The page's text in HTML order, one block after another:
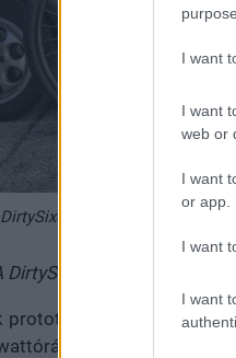
I want
I want
web or
I want
or app.
I want
I want
36-os vázra épült
DirtySixer 36-os kerekű
prototípusként létezik, az
kivehető